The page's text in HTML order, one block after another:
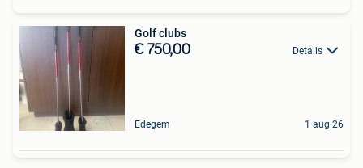
Golf clubs
€ 750,00 Details
Edegem 1 aug 26